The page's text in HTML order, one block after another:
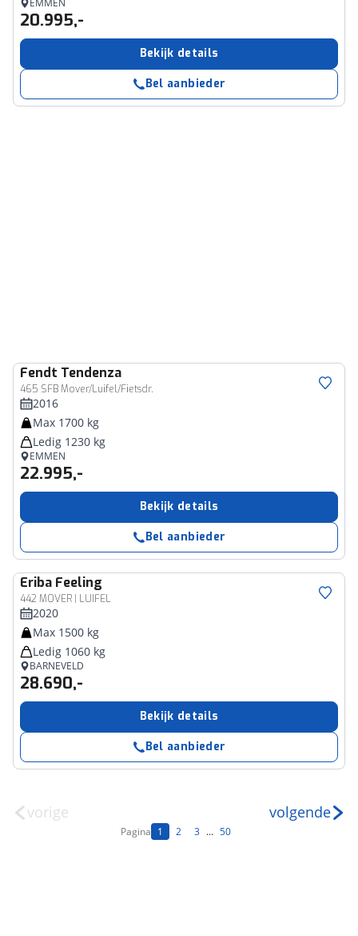
EMMEN
20.995,-
Bekijk details
Bel aanbieder
Fendt Tendenza
465 SFB Mover/Luifel/Fietsdr.
2016
Max 1700 kg
Ledig 1230 kg
EMMEN
22.995,-
Bekijk details
Bel aanbieder
Eriba Feeling
442 MOVER | LUIFEL
2020
Max 1500 kg
Ledig 1060 kg
BARNEVELD
28.690,-
Bekijk details
Bel aanbieder
vorige
Pagina 1 2 3 ... 50
volgende